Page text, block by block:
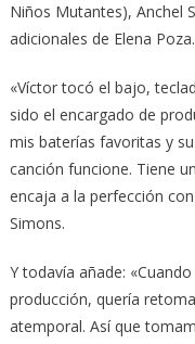
Niños Mutantes), Anchel
adicionales de Elena Poza.
«Víctor tocó el bajo,
sido el encargado de
mis baterías favoritas y
canción funcione. Tiene
encaja a la perfección
Simons.
Y todavía añade:
producción, quería
atemporal. Así que